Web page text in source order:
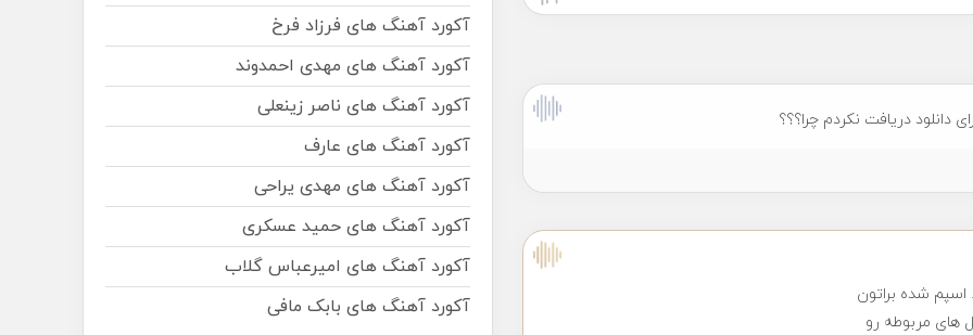
دانلود دریافت نکردم چرا؟؟؟
های مربوطه رو
آکورد آهنگ های فرزاد فرخ
آکورد آهنگ های مهدی احمدوند
آکورد آهنگ های ناصر زینعلی
آکورد آهنگ های عارف
آکورد آهنگ های مهدی یراحی
آکورد آهنگ های حمید عسکری
آکورد آهنگ های امیرعباس گلاب
آکورد آهنگ های بابک مافی